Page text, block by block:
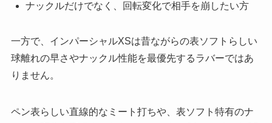
ナックルだけでなく、回転変化で相手を崩したい方
一方で、インパーシャルXSは昔ながらの表ソフトらしい
球離れの早さやナックル性能を最優先するラバーではあ
りません。
ペン表らしい直線的なミート打ちや、表ソフト特有のナ